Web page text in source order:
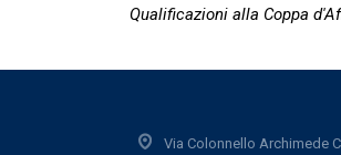
Qualificazioni alla Coppa
Via Colonnello Archimede